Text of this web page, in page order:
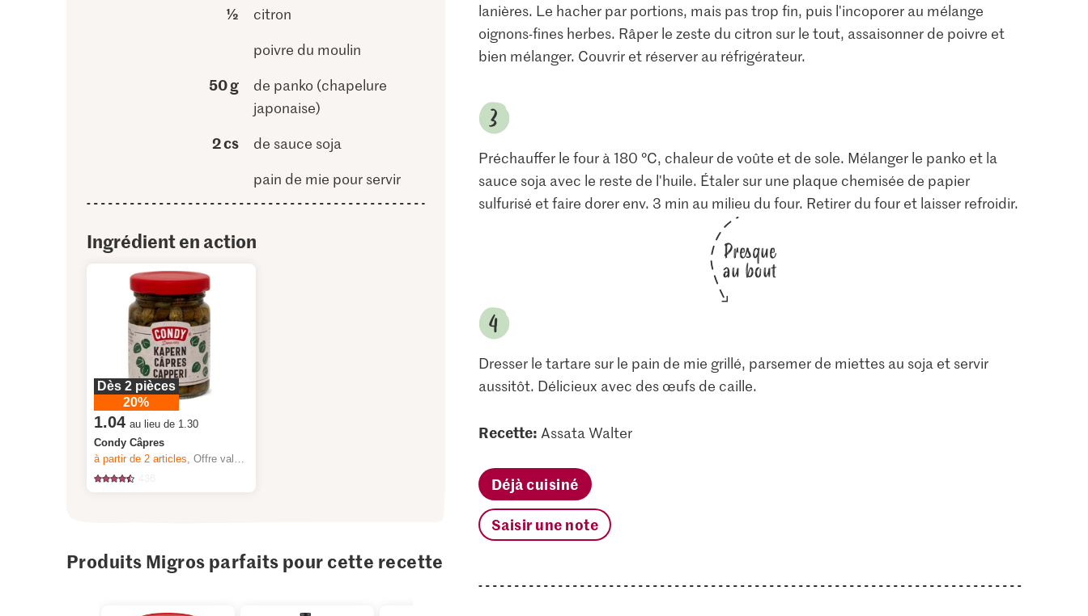
½
citron
poivre du moulin
50 g
de panko (chapelure
japonaise)
2 cs
de sauce soja
pain de mie pour servir
Ingrédient en action
Dès 2 pièces
20%
1.04 au lieu de 1.30
Condy Câpres
à partir de 2 articles, Offre valable du 6.8 au 12.8.2026, jusqu’à épuisement du stock.
Produits Migros parfaits pour cette recette
lanières. Le hacher par portions, mais pas trop fin, puis l'incoporer au mélange
oignons-fines herbes. Râper le zeste du citron sur le tout, assaisonner de poivre et
bien mélanger. Couvrir et réserver au réfrigérateur.
Préchauffer le four à 180 °C, chaleur de voûte et de sole. Mélanger le panko et la
sauce soja avec le reste de l'huile. Étaler sur une plaque chemisée de papier
sulfurisé et faire dorer env. 3 min au milieu du four. Retirer du four et laisser refroidir.
Presque
au bout
Dresser le tartare sur le pain de mie grillé, parsemer de miettes au soja et servir
aussitôt. Délicieux avec des œufs de caille.
Recette: Assata Walter
Déjà cuisiné
Saisir une note